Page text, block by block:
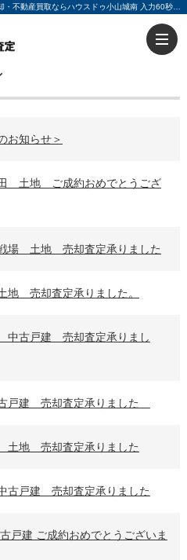
お知らせ＞
土地 ご成約おめでとうござ
場 土地 売却査定承りました
売却査定承りました。
中古戸建 売却査定承りまし
戸建 売却査定承りました
土地 売却査定承りました
古戸建 売却査定承りました
戸建 ご成約おめでとうございま